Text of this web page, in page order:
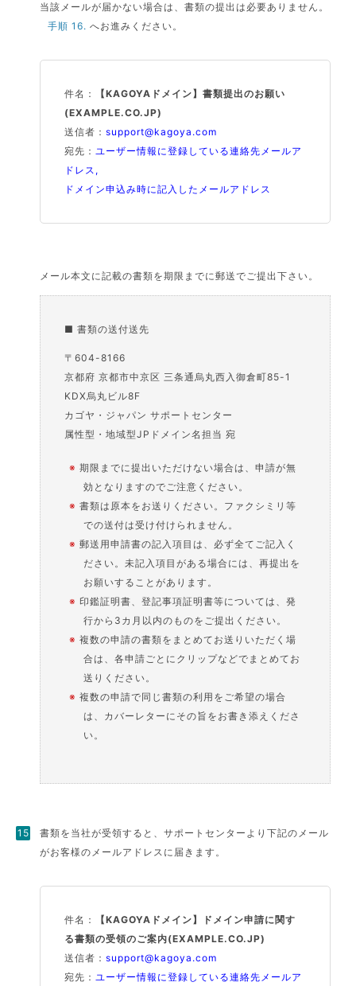
当該メールが届かない場合は、書類の提出は必要ありません。
手順 16. へお進みください。
件名：
【KAGOYAドメイン】書類提出のお願い
(EXAMPLE.CO.JP)
送信者：support@kagoya.com
宛先：ユーザー情報に登録している連絡先メールア
ドレス,
ドメイン申込み時に記入したメールアドレス
メール本文に記載の書類を期限までに郵送でご提出下さい。
■ 書類の送付送先
〒604-8166
京都府 京都市中京区 三条通烏丸西入御倉町85-1
KDX烏丸ビル8F
カゴヤ・ジャパン サポートセンター
属性型・地域型JPドメイン名担当 宛
※期限までに提出いただけない場合は、申請が無
効となりますのでご注意ください。
※書類は原本をお送りください。ファクシミリ等
での送付は受け付けられません。
※郵送用申請書の記入項目は、必ず全てご記入く
ださい。未記入項目がある場合には、再提出を
お願いすることがあります。
※印鑑証明書、登記事項証明書等については、発
行から3カ月以内のものをご提出ください。
※複数の申請の書類をまとめてお送りいただく場
合は、各申請ごとにクリップなどでまとめてお
送りください。
※複数の申請で同じ書類の利用をご希望の場合
は、カバーレターにその旨をお書き添えくださ
い。
書類を当社が受領すると、サポートセンターより下記のメール
がお客様のメールアドレスに届きます。
件名：
【KAGOYAドメイン】ドメイン申請に関す
る書類の受領のご案内(EXAMPLE.CO.JP)
送信者：support@kagoya.com
宛先：ユーザー情報に登録している連絡先メールア